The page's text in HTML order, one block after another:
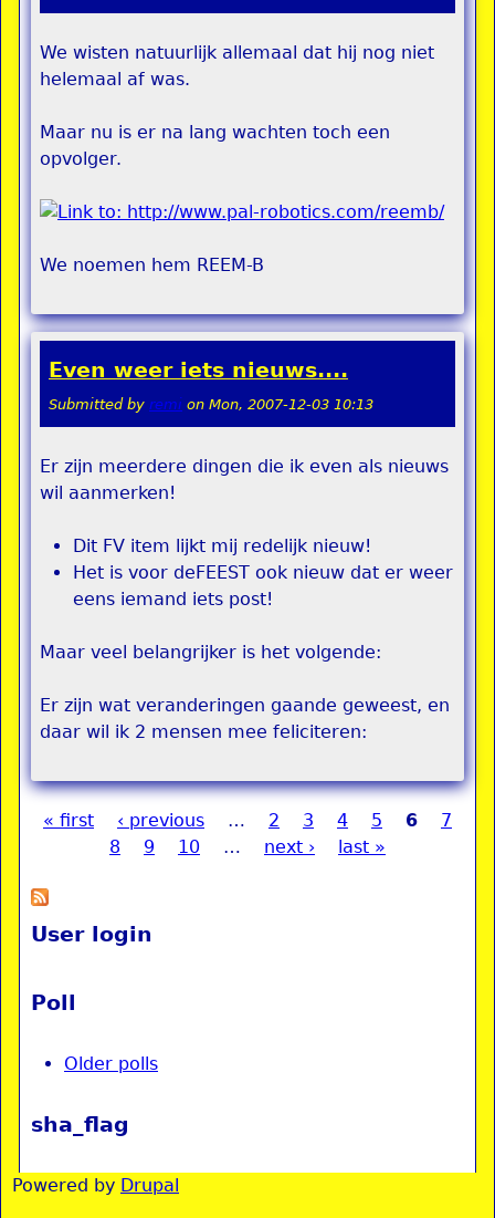
We wisten natuurlijk allemaal dat hij nog niet
helemaal af was.
Maar nu is er na lang wachten toch een
opvolger.
We noemen hem REEM-B
Even weer iets nieuws....
Submitted by remi on Mon, 2007-12-03 10:13
Er zijn meerdere dingen die ik even als nieuws
wil aanmerken!
Dit FV item lijkt mij redelijk nieuw!
Het is voor deFEEST ook nieuw dat er weer
eens iemand iets post!
Maar veel belangrijker is het volgende:
Er zijn wat veranderingen gaande geweest, en
daar wil ik 2 mensen mee feliciteren:
« first ‹ previous … 2 3 4 5 6
7
8
9 10 … next › last »
User login
Poll
Older polls
sha_flag
Powered by Drupal